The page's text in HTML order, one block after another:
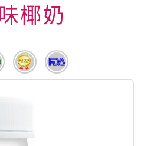
椰奶